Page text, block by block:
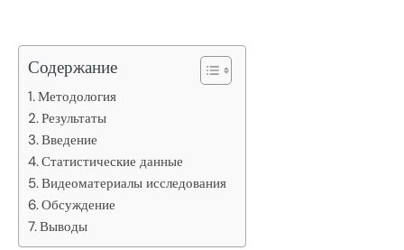
Содержание
Методология
Результаты
Введение
Статистические данные
Видеоматериалы исследования
Обсуждение
Выводы